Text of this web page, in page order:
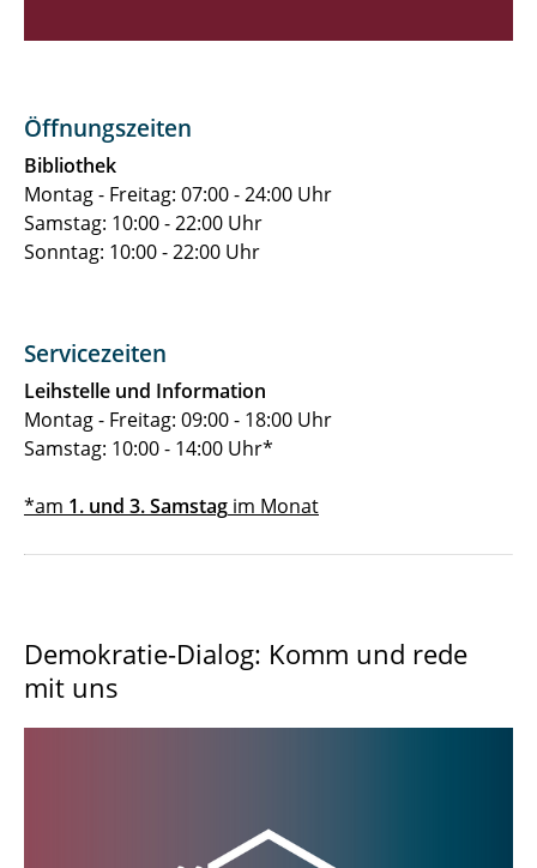
Öffnungszeiten
Bibliothek
Montag - Freitag: 07:00 - 24:00 Uhr
Samstag: 10:00 - 22:00 Uhr
Sonntag: 10:00 - 22:00 Uhr
Servicezeiten
Leihstelle und Information
Montag - Freitag: 09:00 - 18:00 Uhr
Samstag: 10:00 - 14:00 Uhr*
*am 1. und 3. Samstag im Monat
Demokratie-Dialog: Komm und rede
mit uns